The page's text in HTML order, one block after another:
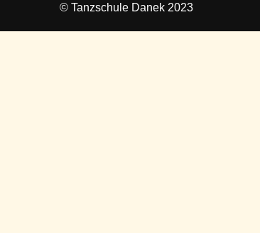
© Tanzschule Danek 2023